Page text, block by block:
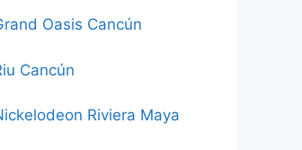
Oasis Cancún
Cancún
Riviera Maya